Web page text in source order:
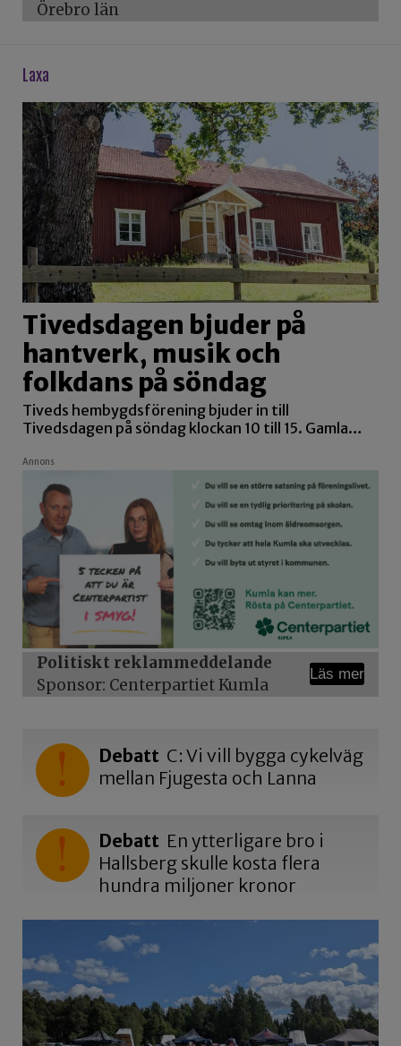
Örebro län
laxa
Tivedsdagen bjuder på
hantverk, musik och
folkdans på söndag
Tiveds hembygdsförening bjuder in till
Tivedsdagen på söndag klockan 10 till 15. Gamla…
Annons
Politiskt reklammeddelande
Sponsor: Centerpartiet Kumla
Läs mer
Debatt C: Vi vill bygga cykelväg
mellan Fjugesta och Lanna
Debatt En ytterligare bro i
Hallsberg skulle kosta flera
hundra miljoner kronor